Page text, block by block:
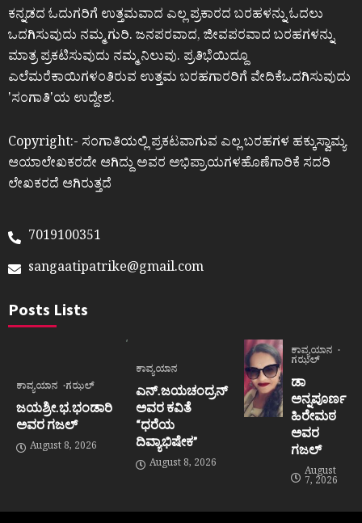
ಕನ್ನಡದ ಓದುಗರಿಗೆ ಉತ್ತಮವಾದ ಎಲ್ಲ ಪ್ರಕಾರದ ಬರಹಳನ್ನು ಓದಲು
ಒದಗಿಸುವುದು ನಮ್ಮ ಗುರಿ. ಜನಪರವಾದ, ಜೀವಪರವಾದ ಬರಹಗಳನ್ನು
ಮಾತ್ರ ಪ್ರಕಟಿಸುವುದು ನಮ್ಮ ನಿಲುವು. ಪ್ರತಿಭೆಯಿದ್ದೂ
ಎಲೆಮರೆಕಾಯಿಗಳಂತಿರುವ ಉತ್ತಮ ಬರಹಗಾರರಿಗೆ ವೇದಿಕೆಒದಗಿಸುವುದು
ʼಸಂಗಾತಿʼಯ ಉದ್ದೇಶ.
Copyright:- ಸಂಗಾತಿಯಲ್ಲಿ ಪ್ರಕಟವಾಗುವ ಎಲ್ಲ ಬರಹಗಳ ಹಕ್ಕುಸ್ವಾಮ್ಯ
ಆಯಾಲೇಖಕರದೇ ಆಗಿದ್ದು ಅವರ ಅಭಿಪ್ರಾಯಗಳಹೊಣೆಗಾರಿಕೆ ಸದರಿ
ಲೇಖಕರದೆ ಆಗಿರುತ್ತದೆ
7019100351
sangaatipatrike@gmail.com
Posts Lists
ಕಾವ್ಯಯಾನ ಗಝಲ್
ಜಯಶ್ರೀ.ಭ.ಭಂಡಾರಿ
ಅವರ ಗಜಲ್
August 8, 2026
ಕಾವ್ಯಯಾನ
ಎನ್.ಜಯಚಂದ್ರನ್
ಅವರ ಕವಿತೆ
“ಧರೆಯ
ದಿವ್ಯಾಭಿಷೇಕ”
August 8, 2026
ಕಾವ್ಯಯಾನ
ಗಝಲ್
ಡಾ
ಅನ್ನಪೂರ್ಣ
ಹಿರೇಮಠ
ಅವರ
ಗಜಲ್
August
7, 2026